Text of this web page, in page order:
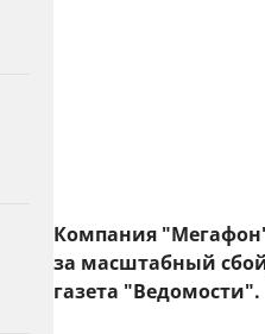
Компания
за масштабный
газета "Ведомости".